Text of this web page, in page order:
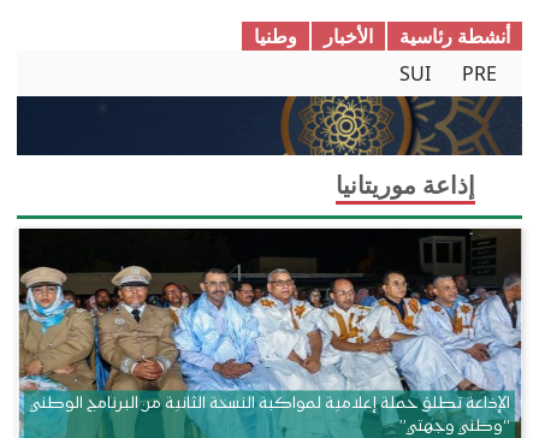
أنشطة رئاسية الأخبار
وطنیا
PRE
SUI
إذاعة موريتانيا
الإذاعة تطلق حملة إعلامية لمواكبة النسخة الثانية من البرنامج الوطني
“وطني وجهتي”